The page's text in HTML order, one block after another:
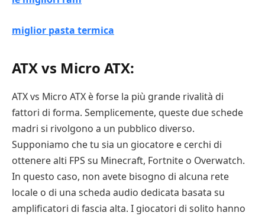
miglior pasta termica
ATX vs Micro ATX:
ATX vs Micro ATX è forse la più grande rivalità di
fattori di forma. Semplicemente, queste due schede
madri si rivolgono a un pubblico diverso.
Supponiamo che tu sia un giocatore e cerchi di
ottenere alti FPS su Minecraft, Fortnite o Overwatch.
In questo caso, non avete bisogno di alcuna rete
locale o di una scheda audio dedicata basata su
amplificatori di fascia alta. I giocatori di solito hanno